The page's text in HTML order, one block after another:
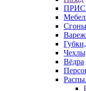
Сгоны
Вёдра